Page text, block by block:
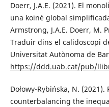
Doerr, J.A.E. (2021). El
una koiné global
Armstrong, J.A.E. Doerr, M.
Traduir dins el calidoscopi
Universitat Autònoma de
https://ddd.uab.cat/pub/
Dołowy-Rybińska, N.
counterbalancing the